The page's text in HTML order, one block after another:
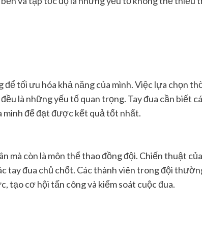
tối ưu hóa khả năng của mình. Việc lựa chọn
là những yếu tố quan trọng. Tay đua cần biết
mình để đạt được kết quả tốt nhất.
mà còn là môn thể thao đồng đội. Chiến thuật
tay đua chủ chốt. Các thành viên trong đội
tạo cơ hội tấn công và kiểm soát cuộc đua.